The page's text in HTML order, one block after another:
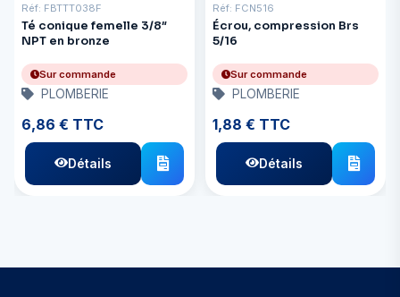
Réf: FBTTT038F
Té conique femelle 3/8″
NPT en bronze
Sur commande
PLOMBERIE
6,86 € TTC
Détails
Réf: FCN516
Écrou, compression Brs
5/16
Sur commande
PLOMBERIE
1,88 € TTC
Détails